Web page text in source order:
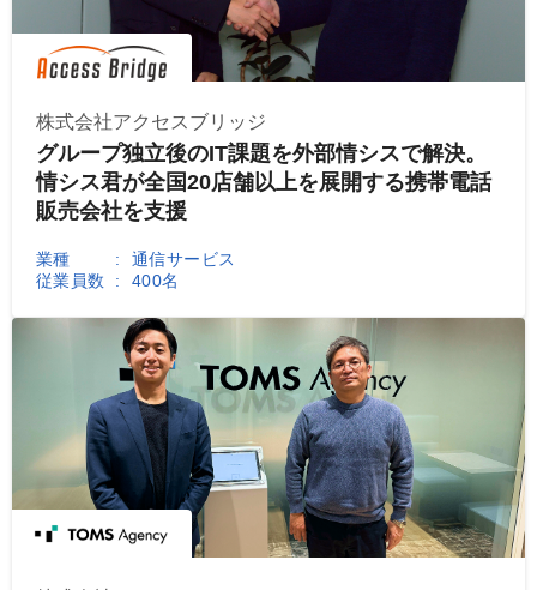
株式会社アクセスブリッジ
グループ独立後のIT課題を外部情シスで解決。
情シス君が全国20店舗以上を展開する携帯電話
販売会社を支援
業種
通信サービス
従業員数
400名